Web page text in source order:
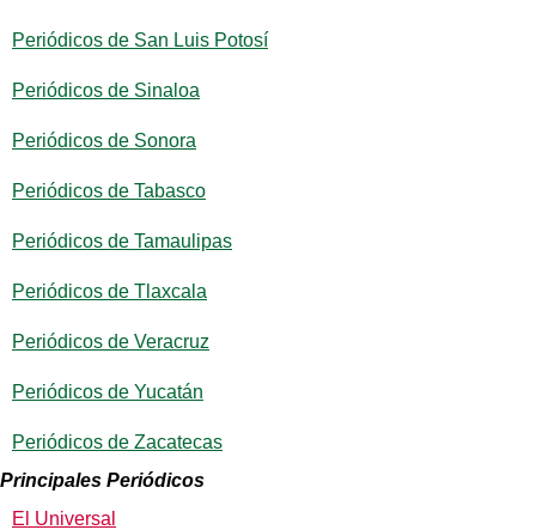
Periódicos de San Luis Potosí
Periódicos de Sinaloa
Periódicos de Sonora
Periódicos de Tabasco
Periódicos de Tamaulipas
Periódicos de Tlaxcala
Periódicos de Veracruz
Periódicos de Yucatán
Periódicos de Zacatecas
Principales Periódicos
El Universal